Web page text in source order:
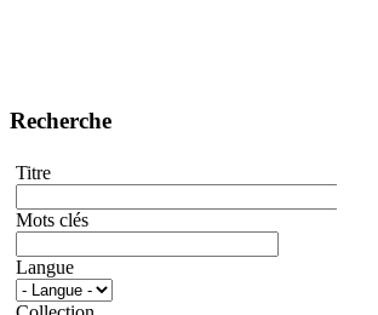
Recherche
Titre
Mots clés
Langue